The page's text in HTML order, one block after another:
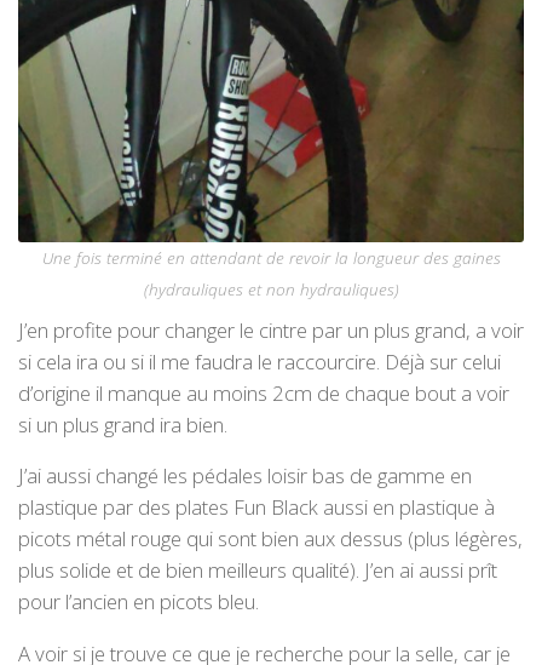
Une fois terminé en attendant de revoir la longueur des gaines
(hydrauliques et non hydrauliques)
J’en profite pour changer le cintre par un plus grand, a voir
si cela ira ou si il me faudra le raccourcire. Déjà sur celui
d’origine il manque au moins 2cm de chaque bout a voir
si un plus grand ira bien.
J’ai aussi changé les pédales loisir bas de gamme en
plastique par des plates Fun Black aussi en plastique à
picots métal rouge qui sont bien aux dessus (plus légères,
plus solide et de bien meilleurs qualité). J’en ai aussi prît
pour l’ancien en picots bleu.
A voir si je trouve ce que je recherche pour la selle, car je